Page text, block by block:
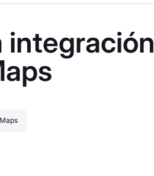
integración